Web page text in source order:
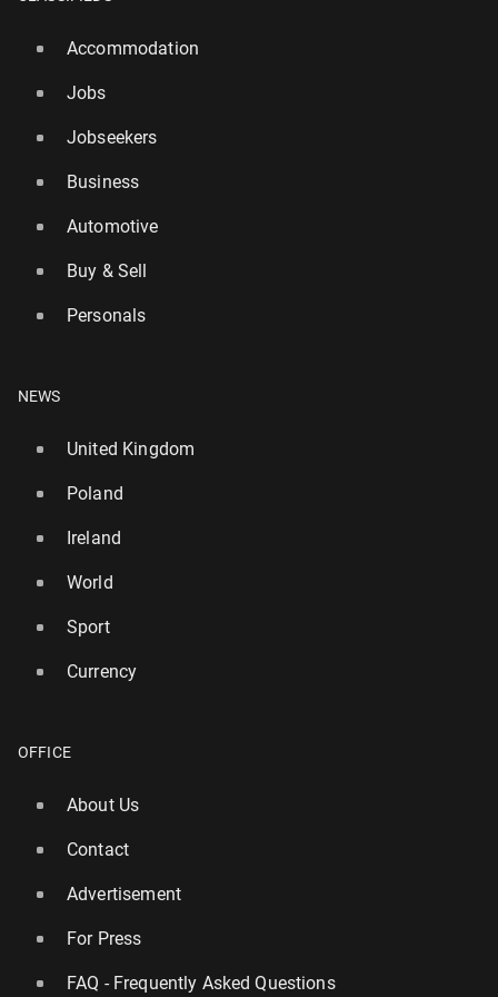
Accommodation
Jobs
Jobseekers
Business
Automotive
Buy & Sell
Personals
NEWS
United Kingdom
Poland
Ireland
World
Sport
Currency
OFFICE
About Us
Contact
Advertisement
For Press
FAQ - Frequently Asked Questions